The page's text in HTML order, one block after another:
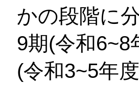
かの段階に
9期(令和
(令和3~5年